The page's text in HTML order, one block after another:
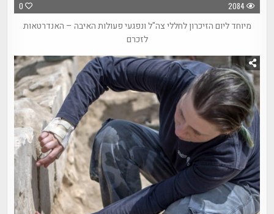
0 2084
מיוחד ליום הזיכרון לחללי צה"ל ונפגעי פעולות האיבה – האנדרטאות
לזכרם